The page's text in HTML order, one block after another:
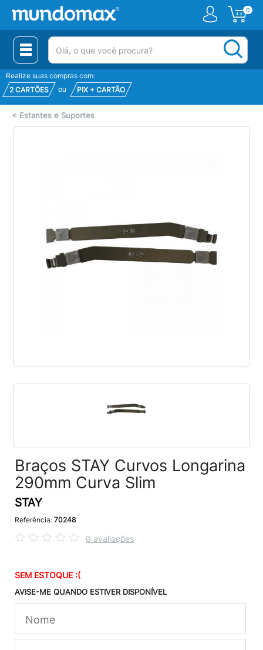
0
(pesquisar)
Realize suas compras com:
2 CARTÕES
ou PIX + CARTÃO
< Estantes e Suportes
Braços STAY Curvos Longarina
290mm Curva Slim
STAY
Referência: 70248
0 avaliações
SEM ESTOQUE :(
AVISE-ME QUANDO ESTIVER DISPONÍVEL